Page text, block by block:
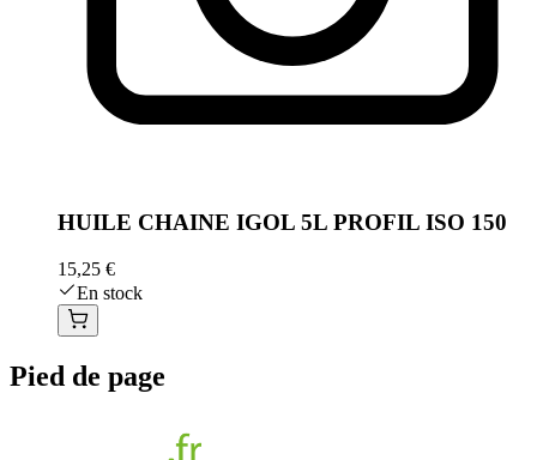
HUILE CHAINE IGOL 5L PROFIL ISO 150
15,25 €
En stock
Pied de page